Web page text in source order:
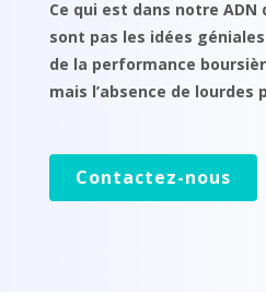
Ce qui est dans notre ADN
sont pas les idées
de la performance
mais l’absence de lourdes
Contactez-nous